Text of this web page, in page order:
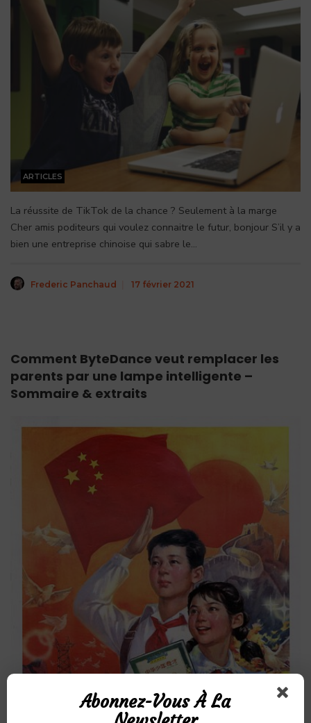
ARTICLES
La réussite de TikTok de la chance ? Seulement à la marge
Cher amis poditeurs qui voulez connaitre le futur, bonjour S’il y a
bien une entreprise chinoise qui sabre le...
Frederic Panchaud 17 février 2021
Comment ByteDance veut remplacer les
parents par une lampe intelligente –
Sommaire & extraits
Abonnez-Vous À La